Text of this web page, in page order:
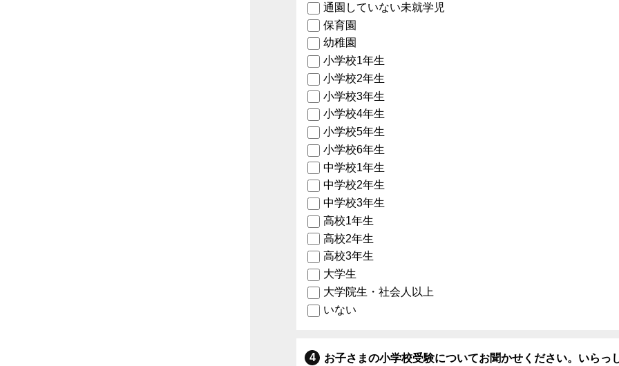
通園していない未就学児
保育園
幼稚園
小学校1年生
小学校2年生
小学校3年生
小学校4年生
小学校5年生
小学校6年生
中学校1年生
中学校2年生
中学校3年生
高校1年生
高校2年生
高校3年生
大学生
大学院生・社会人以上
いない
お子さまの小学校受験についてお聞かせください。いらっ